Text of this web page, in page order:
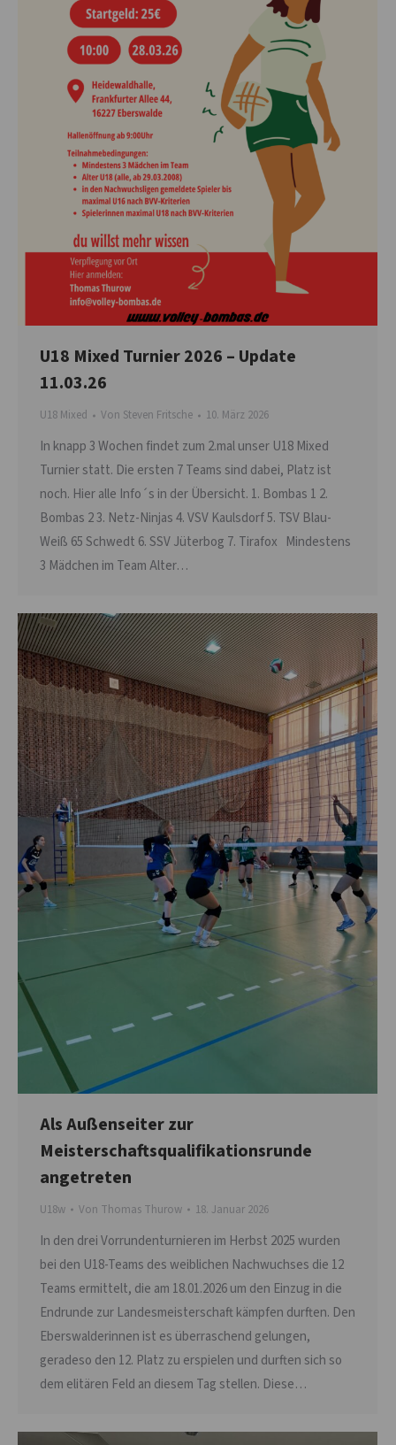
U18 Mixed Turnier 2026 – Update
11.03.26
U18 Mixed Von Steven Fritsche 10. März 2026
In knapp 3 Wochen findet zum 2.mal unser U18 Mixed
Turnier statt. Die ersten 7 Teams sind dabei, Platz ist
noch. Hier alle Info´s in der Übersicht. 1. Bombas 1 2.
Bombas 2 3. Netz-Ninjas 4. VSV Kaulsdorf 5. TSV Blau-
Weiß 65 Schwedt 6. SSV Jüterbog 7. Tirafox Mindestens
3 Mädchen im Team Alter…
Als Außenseiter zur
Meisterschaftsqualifikationsrunde
angetreten
U18w Von Thomas Thurow 18. Januar 2026
In den drei Vorrundenturnieren im Herbst 2025 wurden
bei den U18-Teams des weiblichen Nachwuchses die 12
Teams ermittelt, die am 18.01.2026 um den Einzug in die
Endrunde zur Landesmeisterschaft kämpfen durften. Den
Eberswalderinnen ist es überraschend gelungen,
geradeso den 12. Platz zu erspielen und durften sich so
dem elitären Feld an diesem Tag stellen. Diese…